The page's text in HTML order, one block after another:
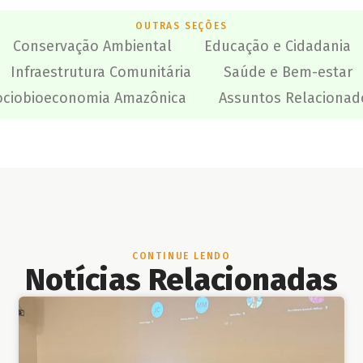
OUTRAS SEÇÕES
Conservação Ambiental
Educação e Cidadania
Infraestrutura Comunitária
Saúde e Bem-estar
Amazônica
Assuntos
CONTINUE LENDO
Notícias Relacionadas